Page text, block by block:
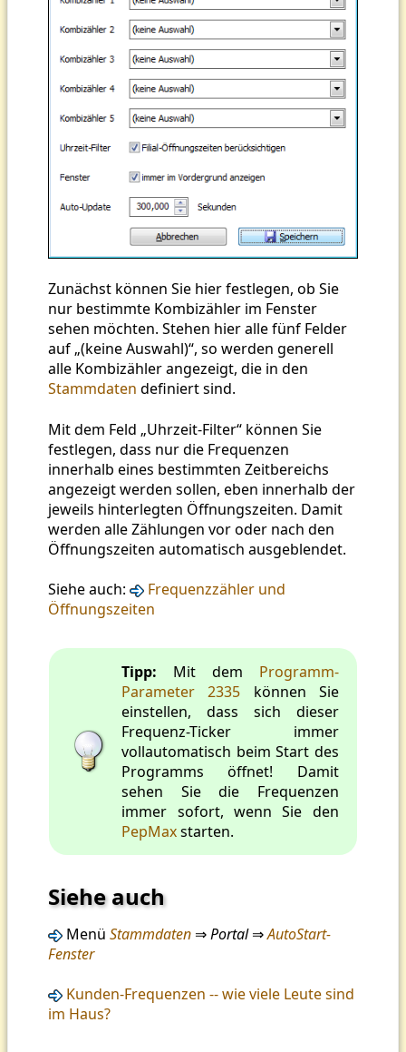
Zunächst können Sie hier festlegen, ob Sie
nur bestimmte Kombizähler im Fenster
sehen möchten. Stehen hier alle fünf Felder
auf „(keine Auswahl)“, so werden generell
alle Kombizähler angezeigt, die in den
Stammdaten definiert sind.
Mit dem Feld „Uhrzeit-Filter“ können Sie
festlegen, dass nur die Frequenzen
innerhalb eines bestimmten Zeitbereichs
angezeigt werden sollen, eben innerhalb der
jeweils hinterlegten Öffnungszeiten. Damit
werden alle Zählungen vor oder nach den
Öffnungszeiten automatisch ausgeblendet.
Siehe auch:
Frequenzzähler und
Öffnungszeiten
Tipp: Mit dem Programm-
Parameter 2335 können Sie
einstellen, dass sich dieser
Frequenz-Ticker immer
vollautomatisch beim Start des
Programms öffnet! Damit
sehen Sie die Frequenzen
immer sofort, wenn Sie den
PepMaxstarten.
Siehe auch
Menü Stammdaten ⇒Portal⇒AutoStart-
Fenster
Kunden-Frequenzen -- wie viele Leute sind
im Haus?